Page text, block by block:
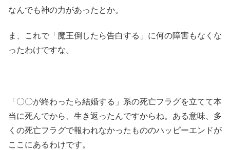
なんでも神の力があったとか。
ま、これで「魔王倒したら告白する」に何の障害もなくな
ったわけですな。
「〇〇が終わったら結婚する」系の死亡フラグを立てて本
当に死んでから、生き返ったんですからね。ある意味、多
くの死亡フラグで報われなかったもののハッピーエンドが
ここにあるわけです。